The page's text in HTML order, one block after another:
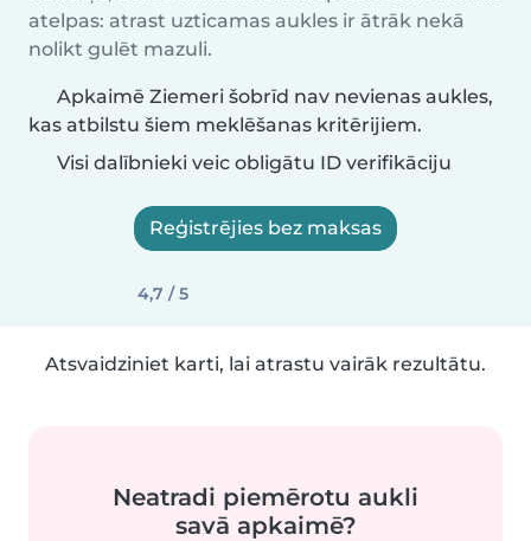
atelpas: atrast uzticamas aukles ir ātrāk nekā
nolikt gulēt mazuli.
Apkaimē Ziemeri šobrīd nav nevienas aukles,
kas atbilstu šiem meklēšanas kritērijiem.
Visi dalībnieki veic obligātu ID verifikāciju
Reģistrējies bez maksas
4,7 / 5
Atsvaidziniet karti, lai atrastu vairāk rezultātu.
Neatradi piemērotu aukli
savā apkaimē?